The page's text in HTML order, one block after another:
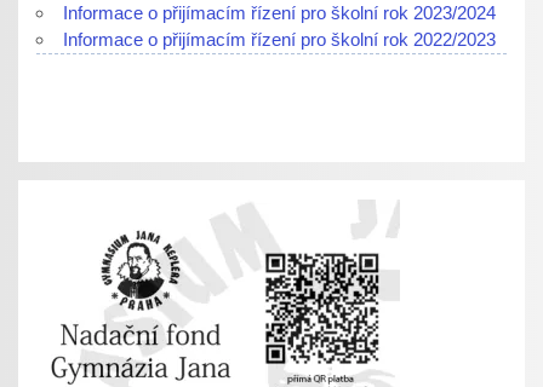
Informace o přijímacím řízení pro školní rok 2023/2024
Informace o přijímacím řízení pro školní rok 2022/2023